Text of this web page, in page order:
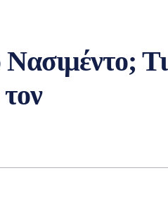
Νασιμέντο; Τι